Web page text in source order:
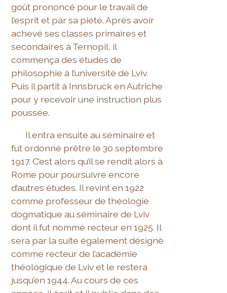
goût prononcé pour le travail de
l’esprit et par sa piété. Après avoir
achevé ses classes primaires et
secondaires à Ternopil, il
commença des études de
philosophie à l’université de Lviv.
Puis il partit à Innsbruck en Autriche
pour y recevoir une instruction plus
poussée.
Il entra ensuite au séminaire et
fut ordonné prêtre le 30 septembre
1917. C’est alors qu’il se rendit alors à
Rome pour poursuivre encore
d’autres études. Il revint en 1922
comme professeur de théologie
dogmatique au séminaire de Lviv
dont il fut nommé recteur en 1925. Il
sera par la suite également désigné
comme recteur de l’académie
théologique de Lviv et le restera
jusqu’en 1944. Au cours de ces